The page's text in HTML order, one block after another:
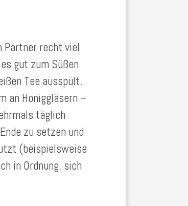
Partner recht viel
gut zum Süßen
Tee ausspült,
an Honiggläsern –
täglich
zu setzen und
(beispielsweise
in Ordnung, sich